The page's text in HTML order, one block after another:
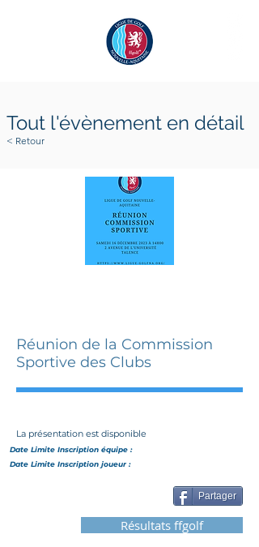
Réunion de la Commission
Sportive des Clubs
La présentation est disponible
Date Limite Inscription équipe :
Date Limite Inscription joueur :
Partager
Résultats ffgolf
Tout l'évènement en détail
< Retour